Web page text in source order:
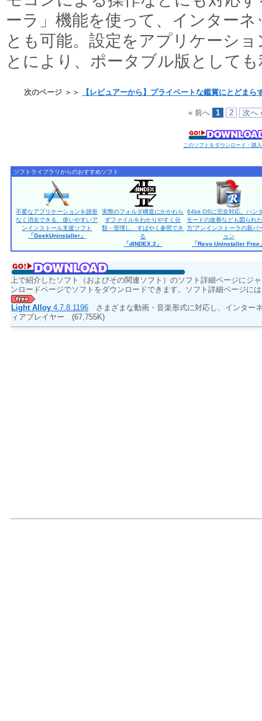
ーラ」機能を使って、インター
とも可能。設定をアプリケーシ
とにより、ポータブル版として
次のページ ＞＞ 【レビュアーから】プライベートな鑑賞にとどま
« 前へ 1 2 次へ
このソフトをダウンロード・購
ソフトライブラリからのおすすめソフト
不要なアプリケーションを跡形
なく消去できる、使いやすいア
ンインストール支援ソフト
「GeekUninstaller」
実際のフォルダ構造にかかわら
ずファイルをわかりやすく分
類・管理し、すばやく参照でき
る
「dINDEX.2」
64bit OSに完全対応。ハン
モードの改善なども図られ
力”アンインストーラの新バ
ョン
「Revo Uninstaller Free
上で紹介したソフト（およびその関連ソフト）のソフト詳細ページにジ
ンロードページでソフトをダウンロードできます。ソフト詳細ページに
Light Alloy 4.7.8.1196 さまざまな動画・音楽形式に対応し、インター
ィアプレイヤー (67,755K)